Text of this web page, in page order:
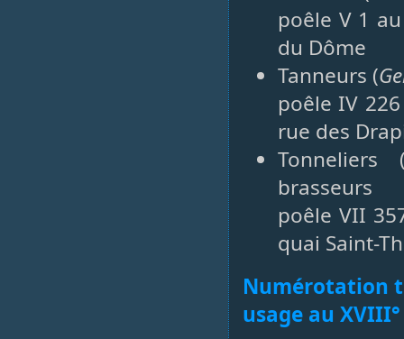
poêle V 1
du Dôme
Tanneurs (
poêle IV
rue des
Tonneliers
brasseurs
poêle VII
quai Saint-
Numérotation
usage au